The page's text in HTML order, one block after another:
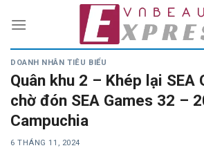
DOANH NHÂN TIÊU BIỂU
Quân khu 2 – Khép lại SEA
chờ đón SEA Games 32 –
Campuchia
6 THÁNG 11, 2024